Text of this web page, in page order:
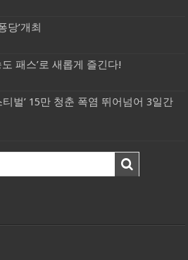
당’개최
패스’로 새롭게 즐긴다!
벌’ 15만 청춘 폭염 뛰어넘어 3일간